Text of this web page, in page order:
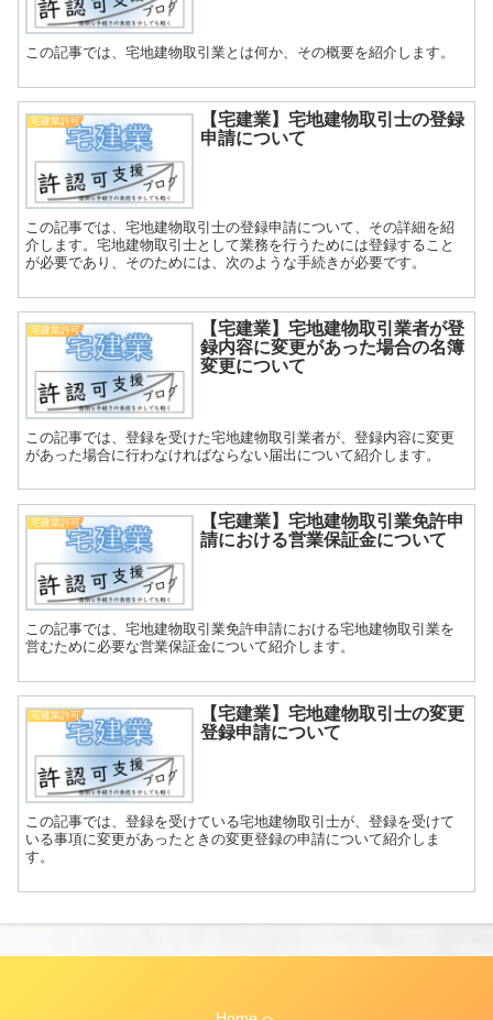
この記事では、宅地建物取引業とは何か、その概要を紹介します。
宅建業許可
【宅建業】宅地建物取引士の登録
申請について
この記事では、宅地建物取引士の登録申請について、その詳細を紹
介します。宅地建物取引士として業務を行うためには登録すること
が必要であり、そのためには、次のような手続きが必要です。
宅建業許可
【宅建業】宅地建物取引業者が登
録内容に変更があった場合の名簿
変更について
この記事では、登録を受けた宅地建物取引業者が、登録内容に変更
があった場合に行わなければならない届出について紹介します。
宅建業許可
【宅建業】宅地建物取引業免許申
請における営業保証金について
この記事では、宅地建物取引業免許申請における宅地建物取引業を
営むために必要な営業保証金について紹介します。
宅建業許可
【宅建業】宅地建物取引士の変更
登録申請について
この記事では、登録を受けている宅地建物取引士が、登録を受けて
いる事項に変更があったときの変更登録の申請について紹介しま
す。